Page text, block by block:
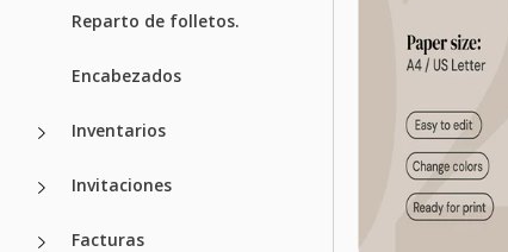
Reparto de folletos.
Encabezados
Inventarios
Invitaciones
Facturas